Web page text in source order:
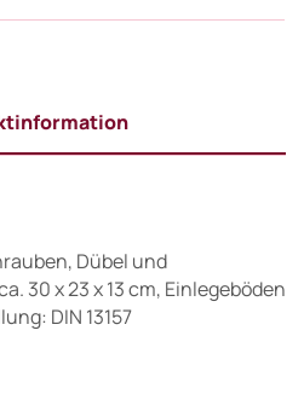
Dübel und
30 x 23 x 13 cm, Einlegeböden
DIN 13157